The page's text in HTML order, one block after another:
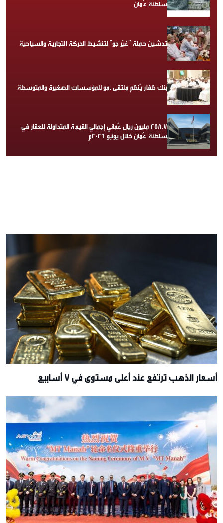
سلطنة عُمان
تدشين حملة “غيّر جو” لتنشيط الحركة التجارية والسياحية
بنك ظفار يُنظم ملتقى نمو للمؤسسات الصغيرة والمتوسطة
258.7 مليون ريال عُماني إجمالي القيمة المتداولة للعقار في
سلطنة عُمان خلال يونيو 2026م
أسعار الذهب ترتفع عند أعلى مستوى في 7 أسابيع